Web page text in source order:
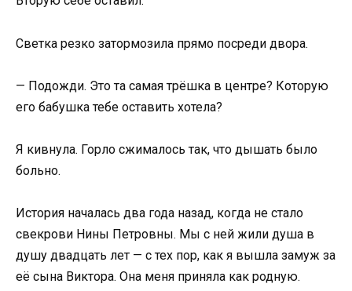
Светка резко затормозила прямо посреди двора.
— Подожди. Это та самая трёшка в центре? Которую
его бабушка тебе оставить хотела?
Я кивнула. Горло сжималось так, что дышать было
больно.
История началась два года назад, когда не стало
свекрови Нины Петровны. Мы с ней жили душа в
душу двадцать лет — с тех пор, как я вышла замуж за
её сына Виктора. Она меня приняла как родную.